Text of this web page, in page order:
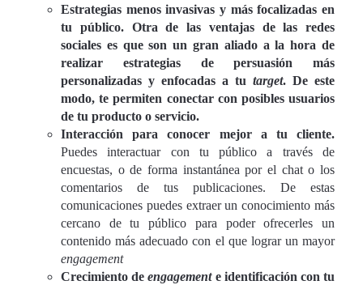
Estrategias menos invasivas y más focalizadas en
tu público. Otra de las ventajas de las redes
sociales es que son un gran aliado a la hora de
realizar estrategias de persuasión más
personalizadas y enfocadas a tu target. De este
modo, te permiten conectar con posibles usuarios
de tu producto o servicio.
Interacción para conocer mejor a tu cliente.
Puedes interactuar con tu público a través de
encuestas, o de forma instantánea por el chat o los
comentarios de tus publicaciones. De estas
comunicaciones puedes extraer un conocimiento más
cercano de tu público para poder ofrecerles un
contenido más adecuado con el que lograr un mayor
engagement
Crecimiento de engagemente identificación con tu